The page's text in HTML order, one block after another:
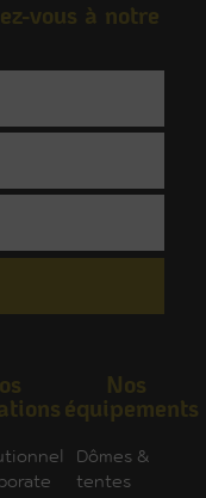
vous à notre
Nos
équipements
Dômes &
tentes